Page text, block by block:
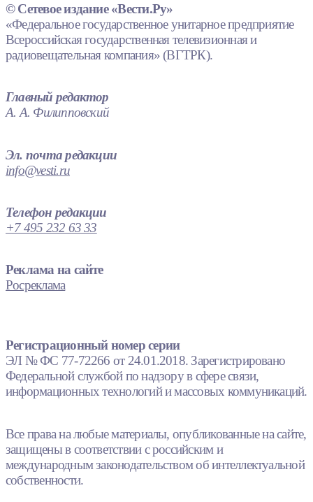
© Сетевое издание «Вести.Ру»
«Федеральное государственное унитарное предприятие
Всероссийская государственная телевизионная и
радиовещательная компания» (ВГТРК).
Главный редактор
А. А. Филипповский
Эл. почта редакции
info@vesti.ru
Телефон редакции
+7 495 232 63 33
Реклама на сайте
Росреклама
Регистрационный номер серии
ЭЛ № ФС 77-72266 от 24.01.2018. Зарегистрировано
Федеральной службой по надзору в сфере связи,
информационных технологий и массовых коммуникаций.
Все права на любые материалы, опубликованные на сайте,
защищены в соответствии с российским и
международным законодательством об интеллектуальной
собственности.